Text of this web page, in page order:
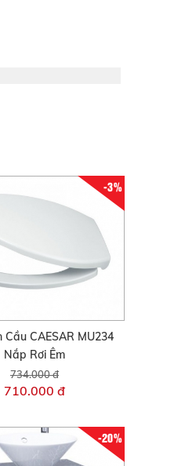
-3%
Cầu CAESAR MU234
Nắp Rơi Êm
734.000 đ
710.000 đ
-20%